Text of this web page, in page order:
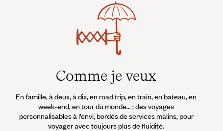
Comme je veux
En famille, à deux, à dix, en road trip, en train, en bateau, en
week-end, en tour du monde... : des voyages
personnalisables à l’envi, bordés de services malins, pour
voyager avec toujours plus de fluidité.